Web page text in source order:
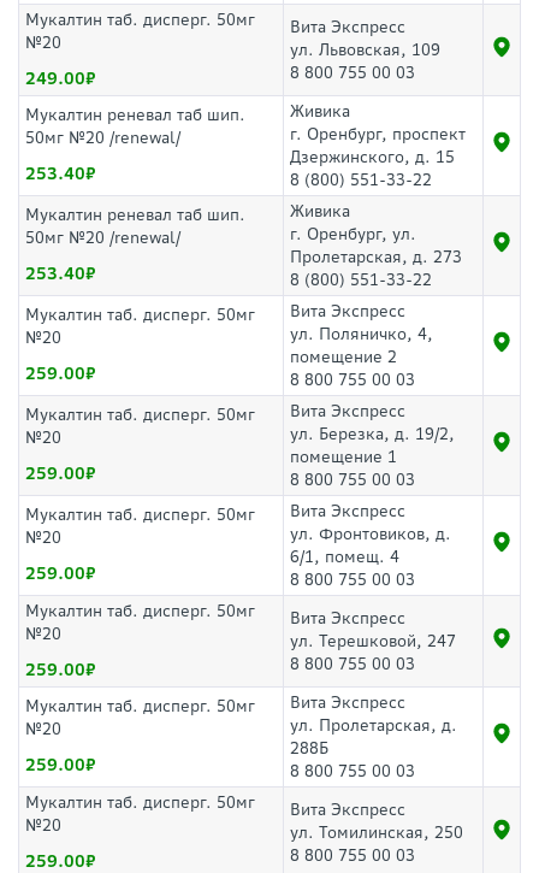
Мукалтин таб. дисперг. 50мг
№20
249.00
Вита Экспресс
ул. Львовская, 109
8 800 755 00 03
Мукалтин реневал таб шип.
50мг №20 /renewal/
253.40
Живика
г. Оренбург, проспект
Дзержинского, д. 15
8 (800) 551-33-22
Мукалтин реневал таб шип.
50мг №20 /renewal/
253.40
Живика
г. Оренбург, ул.
Пролетарская, д. 273
8 (800) 551-33-22
Мукалтин таб. дисперг. 50мг
№20
259.00
Вита Экспресс
ул. Поляничко, 4,
помещение 2
8 800 755 00 03
Мукалтин таб. дисперг. 50мг
№20
259.00
Вита Экспресс
ул. Березка, д. 19/2,
помещение 1
8 800 755 00 03
Мукалтин таб. дисперг. 50мг
№20
259.00
Вита Экспресс
ул. Фронтовиков, д.
6/1, помещ. 4
8 800 755 00 03
Мукалтин таб. дисперг. 50мг
№20
259.00
Вита Экспресс
ул. Терешковой, 247
8 800 755 00 03
Мукалтин таб. дисперг. 50мг
№20
259.00
Вита Экспресс
ул. Пролетарская, д.
288Б
8 800 755 00 03
Мукалтин таб. дисперг. 50мг
№20
259.00
Вита Экспресс
ул. Томилинская, 250
8 800 755 00 03